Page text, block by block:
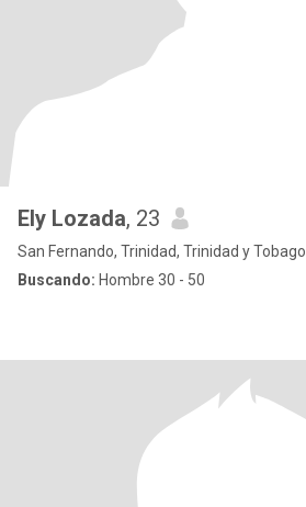
Ely Lozada, 23
San Fernando, Trinidad, Trinidad y Tobago
Buscando: Hombre 30 - 50